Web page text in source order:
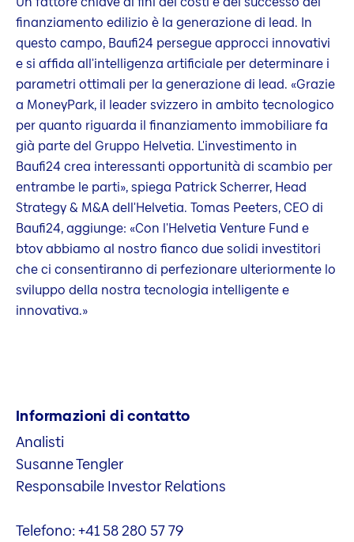
finanziamento edilizio è la generazione di lead. In
questo campo, Baufi24 persegue approcci innovativi
e si affida all'intelligenza artificiale per determinare i
parametri ottimali per la generazione di lead. «Grazie
a MoneyPark, il leader svizzero in ambito tecnologico
per quanto riguarda il finanziamento immobiliare fa
già parte del Gruppo Helvetia. L'investimento in
Baufi24 crea interessanti opportunità di scambio per
entrambe le parti», spiega Patrick Scherrer, Head
Strategy & M&A dell'Helvetia. Tomas Peeters, CEO di
Baufi24, aggiunge: «Con l'Helvetia Venture Fund e
btov abbiamo al nostro fianco due solidi investitori
che ci consentiranno di perfezionare ulteriormente lo
sviluppo della nostra tecnologia intelligente e
innovativa.»
Informazioni di contatto
Analisti
Susanne Tengler
Responsabile Investor Relations
Telefono: +41 58 280 57 79